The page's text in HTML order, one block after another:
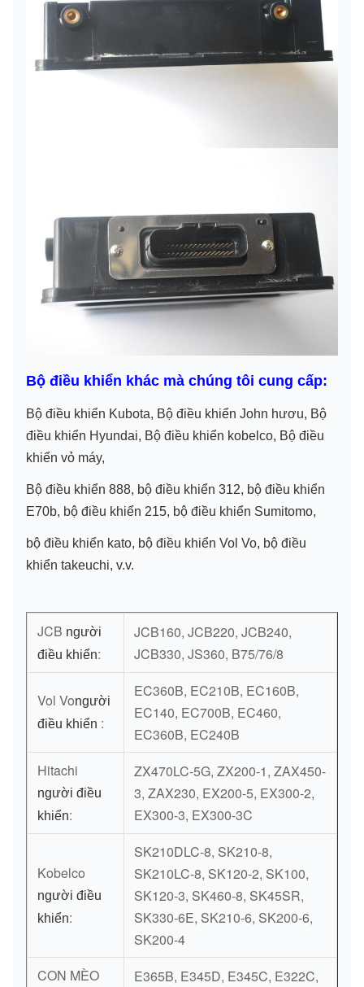
Bộ điều khiển khác mà chúng tôi cung cấp:
Bộ điều khiển Kubota, Bộ điều khiển John hươu, Bộ
điều khiển Hyundai, Bộ điều khiển kobelco, Bộ điều
khiển vỏ máy,
Bộ điều khiển 888, bộ điều khiển 312, bộ điều khiển
E70b, bộ điều khiển 215, bộ điều khiển Sumitomo,
bộ điều khiển kato, bộ điều khiển Vol Vo, bộ điều
khiển takeuchi, v.v.
JCB người
điều khiển:
JCB160, JCB220, JCB240,
JCB330, JS360, B75/76/8
Vol Vongười
điều khiển :
EC360B, EC210B, EC160B,
EC140, EC700B, EC460,
EC360B, EC240B
Hitachi
người điều
khiển:
ZX470LC-5G, ZX200-1, ZAX450-
3, ZAX230, EX200-5, EX300-2,
EX300-3, EX300-3C
Kobelco
người điều
khiển:
SK210DLC-8, SK210-8,
SK210LC-8, SK120-2, SK100,
SK120-3, SK460-8, SK45SR,
SK330-6E, SK210-6, SK200-6,
SK200-4
CON MÈO
E365B, E345D, E345C, E322C,